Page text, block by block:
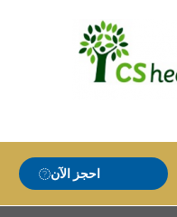
احجز الآن